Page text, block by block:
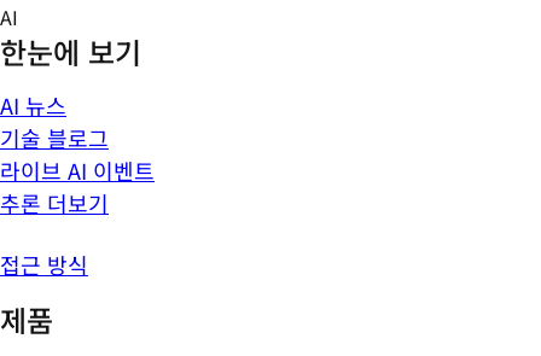
Skip
to
content
AI
한눈에 보기
AI 뉴스
기술 블로그
라이브 AI 이벤트
추론 더보기
접근 방식
제품